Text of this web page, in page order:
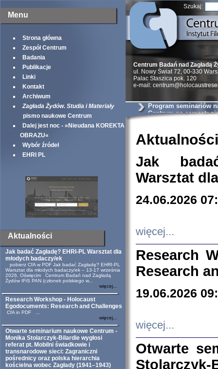
Menu
Strona główna
Zespół Centrum
Badania
Publikacje
Linki
Kontakt
Archiwum
Zagłada Żydów. Studia i Materiały
pismo naukowe Centrum
Dalej jest noc - »Nieudana KOREKTA
OBRAZU«
Wybór źródeł
EHRI PL
Aktualności
Jak badać Zagładę? EHRI-PL Warsztat dla
młodych badaczy/ek
pobierz CfA w PDF Jak badać Zagładę? EHRI-PL
Warsztat dla młodych badaczy/ek – 13-17 września
2026, Oświęcim Centrum Badań nad Zagładą
Żydów IFiS PAN (członek polskiego w...
więcej...
Research Workshop - Holocaust
Egodocuments: Research and Challenges
CfA in PDF ...
więcej...
Otwarte seminarium naukowe Centrum -
Monika Stolarczyk-Bilardie wygłosi
referat pt. Mobilni świadkowie i
transnarodowe sieci: Zagraniczni
pośrednicy oraz polska hierarchia
kościelna wobec Zagłady (1941–1943)
Szukaj:
Centrum Badań nad Zagładą
ul. Nowy Świat 72, 00-330
Palac Staszica pok. 120
e-mail:
Program seminariów
Centrum na semestr
Aktualności
Jak
Warsztat
24.06.2026
więcej...
Research
Research
19.06.2026
więcej...
Otwarte